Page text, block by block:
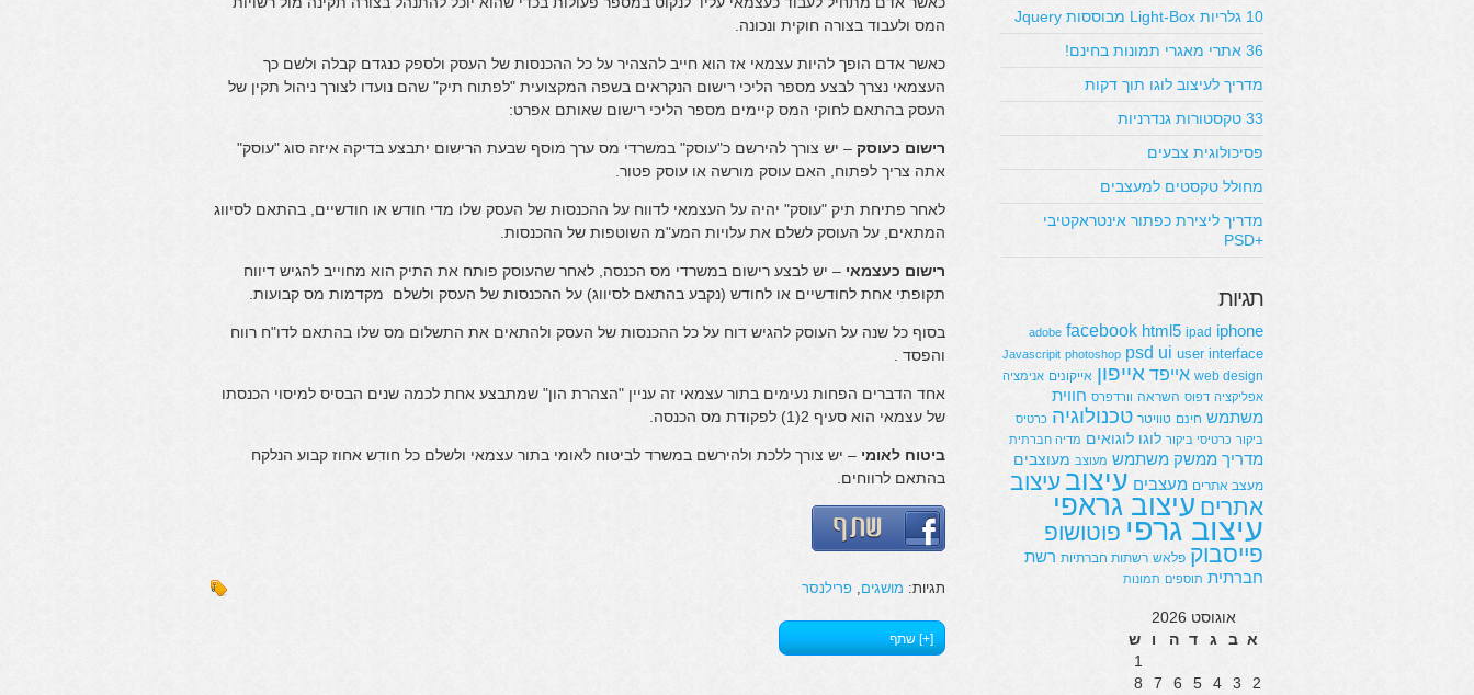
המס ולעבוד בצורה חוקית ונכונה.
כאשר אדם הופך להיות עצמאי אז הוא חייב להצהיר על כל ההכנסות של העסק ולספק כנגדם קבלה ולשם כך
העצמאי נצרך לבצע מספר הליכי רישום הנקראים בשפה המקצועית "לפתוח תיק" שהם נועדו לצורך ניהול תקין של
העסק בהתאם לחוקי המס קיימים מספר הליכי רישום שאותם אפרט:
רישום כעוסק – יש צורך להירשם כ"עוסק" במשרדי מס ערך מוסף שבעת הרישום יתבצע בדיקה איזה סוג "עוסק"
אתה צריך לפתוח, האם עוסק מורשה או עוסק פטור.
לאחר פתיחת תיק "עוסק" יהיה על העצמאי לדווח על ההכנסות של העסק שלו מדי חודש או חודשיים, בהתאם לסיווג
המתאים, על העוסק לשלם את עלויות המע"מ השוטפות של ההכנסות.
רישום כעצמאי – יש לבצע רישום במשרדי מס הכנסה, לאחר שהעוסק פותח את התיק הוא מחוייב להגיש דיווח
תקופתי אחת לחודשיים או לחודש (נקבע בהתאם לסיווג) על ההכנסות של העסק ולשלם מקדמות מס קבועות.
בסוף כל שנה על העוסק להגיש דוח על כל ההכנסות של העסק ולהתאים את התשלום מס שלו בהתאם לדו"ח רווח
והפסד .
אחד הדברים הפחות נעימים בתור עצמאי זה עניין "הצהרת הון" שמתבצע אחת לכמה שנים הבסיס למיסוי הכנסתו
של עצמאי הוא סעיף 2(1) לפקודת מס הכנסה.
ביטוח לאומי – יש צורך ללכת ולהירשם במשרד לביטוח לאומי בתור עצמאי ולשלם כל חודש אחוז קבוע הנלקח
בהתאם לרווחים.
תגיות: מושגים, פרילנסר
[+] שתף
10 גלריות Light-Box מבוססות Jquery
36 אתרי מאגרי תמונות בחינם!
מדריך לעיצוב לוגו תוך דקות
33 טקסטורות גנדרניות
פסיכולוגית צבעים
מחולל טקסטים למעצבים
מדריך ליצירת כפתור אינטראקטיבי
+PSD
תגיות
adobe facebook html5 ipad iphone
Javascripit photoshop psd ui user interface
web design אייפד אייפון אייקונים אנימציה
אפליקציה דפוס השראה וורדפרס חווית
משתמש חינם טוויטר טכנולוגיה כרטיס
ביקור כרטיסי ביקור לוגו לוגואים מדיה חברתית
מדריך ממשק משתמש מעוצב מעוצבים
מעצב אתרים מעצבים עיצוב עיצוב
אתרים עיצוב גראפי
עיצוב גרפי פוטושופ
פייסבוק פלאש רשתות חברתיות רשת
חברתית תוספים תמונות
אוגוסט 2026
א ב ג ד ה ו
ש
1
2
3
4
5
6
7
8